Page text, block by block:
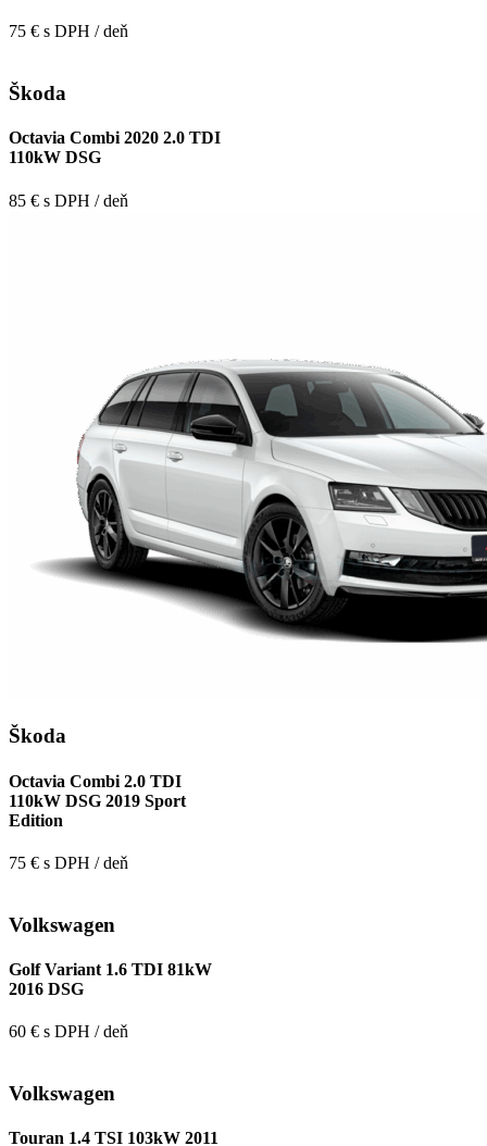
75 € s DPH / deň
Škoda
Octavia Combi 2020 2.0 TDI
110kW DSG
85 € s DPH / deň
Škoda
Octavia Combi 2.0 TDI
110kW DSG 2019 Sport
Edition
75 € s DPH / deň
Volkswagen
Golf Variant 1.6 TDI 81kW
2016 DSG
60 € s DPH / deň
Volkswagen
Touran 1.4 TSI 103kW 2011